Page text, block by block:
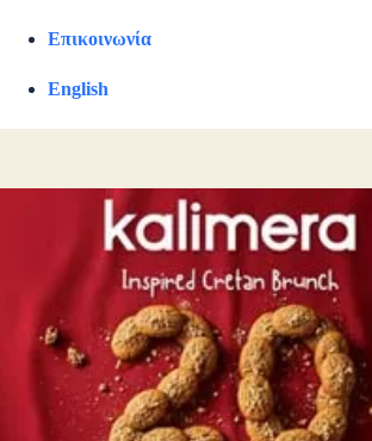
Επικοινωνία
English